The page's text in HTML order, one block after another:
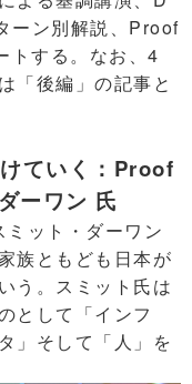
ーン別解説、Proof
トする。なお、4
「後編」の記事と
ていく：Proof
ーワン 氏
ット・ダーワン
族ともども日本が
う。スミット氏は
として「インフ
」そして「人」を